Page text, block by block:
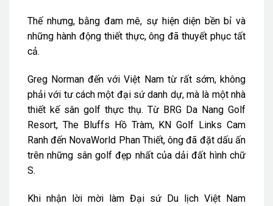
Thế nhưng, bằng đam mê, sự hiện diện bền bỉ và
những hành động thiết thực, ông đã thuyết phục tất
cả.
Greg Norman đến với Việt Nam từ rất sớm, không
phải với tư cách một đại sứ danh dự, mà là một nhà
thiết kế sân golf thực thụ. Từ BRG Da Nang Golf
Resort, The Bluffs Hồ Tràm, KN Golf Links Cam
Ranh đến NovaWorld Phan Thiết, ông đã đặt dấu ấn
trên những sân golf đẹp nhất của dải đất hình chữ
S.
Khi nhận lời mời làm Đại sứ Du lịch Việt Nam